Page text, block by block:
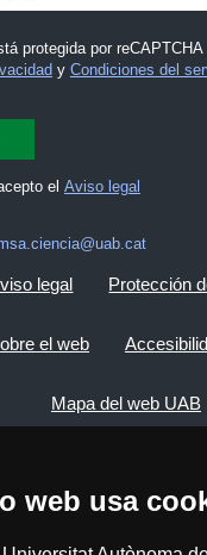
web usa
protegida por
y Condiciones del
el Aviso legal
legal Protección
el web
Mapa del web UAB
(CC BY NC) - ISSN: